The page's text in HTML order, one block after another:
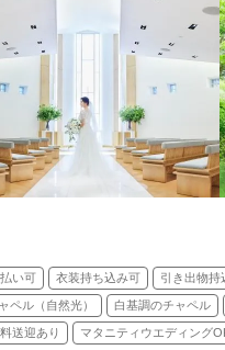
い可 衣装持ち込み可 引き出物持
ペル（自然光） 白基調のチャペル
送迎あり マタニティウエディング